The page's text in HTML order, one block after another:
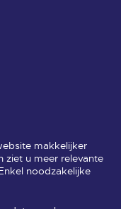
makkelijker
ziet u meer relevante
noodzakelijke